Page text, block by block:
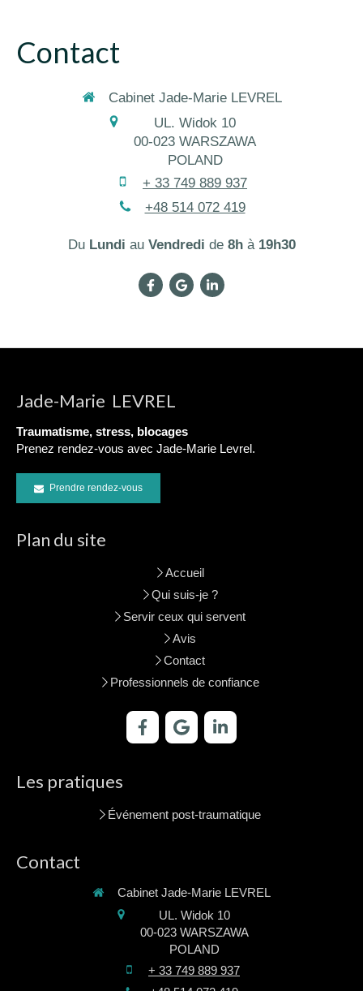
Contact
Cabinet Jade-Marie LEVREL
UL. Widok 10
00-023 WARSZAWA
POLAND
+ 33 749 889 937
+48 514 072 419
Du Lundi au Vendredi de 8hà 19h30
Jade-Marie LEVREL
Traumatisme, stress, blocages
Prenez rendez-vous avec Jade-Marie Levrel.
Prendre rendez-vous
Plan du site
Accueil
Qui suis-je ?
Servir ceux qui servent
Avis
Contact
Professionnels de confiance
Les pratiques
Événement post-traumatique
Contact
Cabinet Jade-Marie LEVREL
UL. Widok 10
00-023 WARSZAWA
POLAND
+ 33 749 889 937